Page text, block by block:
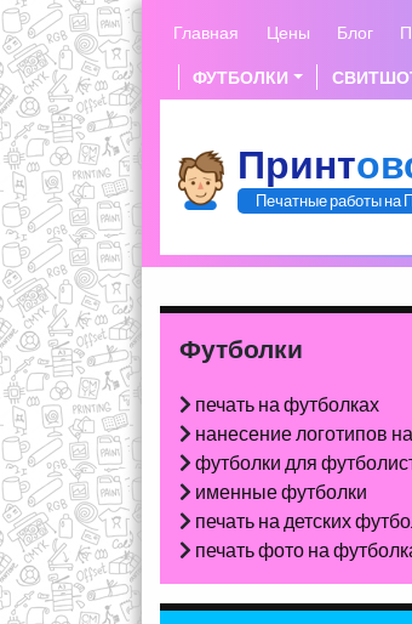
content
Главная Цены Блог
ФУТБОЛКИ
Принт
Печатные работы
Футболки
печать на футболках
нанесение логотипов
футболки для
именные футболки
печать на детских
печать фото на